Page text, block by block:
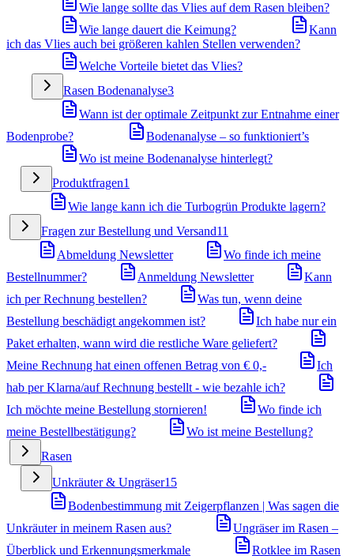
Wie lange sollte das Vlies auf dem Rasen bleiben?
Wie lange dauert die Keimung?
Kann
ich das Vlies auch bei größeren kahlen Stellen verwenden?
Welche Vorteile bietet das Vlies?
Rasen Bodenanalyse3
Wann ist der optimale Zeitpunkt zur Entnahme einer
Bodenprobe?
Bodenanalyse – so funktioniert’s
Wo ist meine Bodenanalyse hinterlegt?
Produktfragen1
Wie lange kann ich die Turbogrün Produkte lagern?
Fragen zur Bestellung und Versand11
Abmeldung Newsletter
Wo finde ich meine
Bestellnummer?
Anmeldung Newsletter
Kann
ich per Rechnung bestellen?
Was tun, wenn deine
Bestellung beschädigt angekommen ist?
Ich habe nur ein
Paket erhalten, wann wird die restliche Ware geliefert?
Meine Rechnung hat einen offenen Betrag von € 0,-
Ich
hab per Klarna/auf Rechnung bestellt - wie bezahle ich?
Ich möchte meine Bestellung stornieren!
Wo finde ich
meine Bestellbestätigung?
Wo ist meine Bestellung?
Rasen
Unkräuter & Ungräser15
Bodenbestimmung mit Zeigerpflanzen | Was sagen die
Unkräuter in meinem Rasen aus?
Ungräser im Rasen –
Überblick und Erkennungsmerkmale
Rotklee im Rasen